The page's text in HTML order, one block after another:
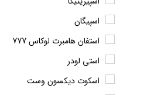
اسپیگان
استفان هامبرت لوکاس 777
استی لودر
اسکوت دیکسون وست